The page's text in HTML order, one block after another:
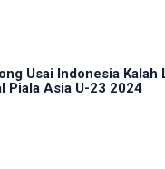
Usai Indonesia Kalah
Piala Asia U-23 2024